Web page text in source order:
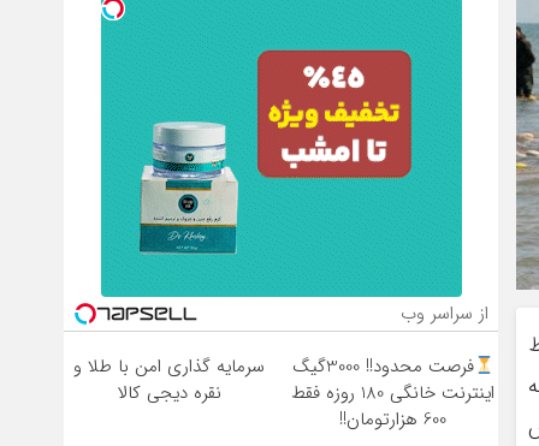
از سراسر وب
فرصت محدود!! 3000گیگ
اینترنت خانگی 180 روزه فقط
600 هزارتومان!!
سرمایه گذاری امن با طلا و
نقره دیجی کالا